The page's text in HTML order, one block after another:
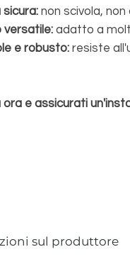
sicura: non scivola,
versatile: adatto a
e robusto: resiste
ora e assicurati
sul produttore